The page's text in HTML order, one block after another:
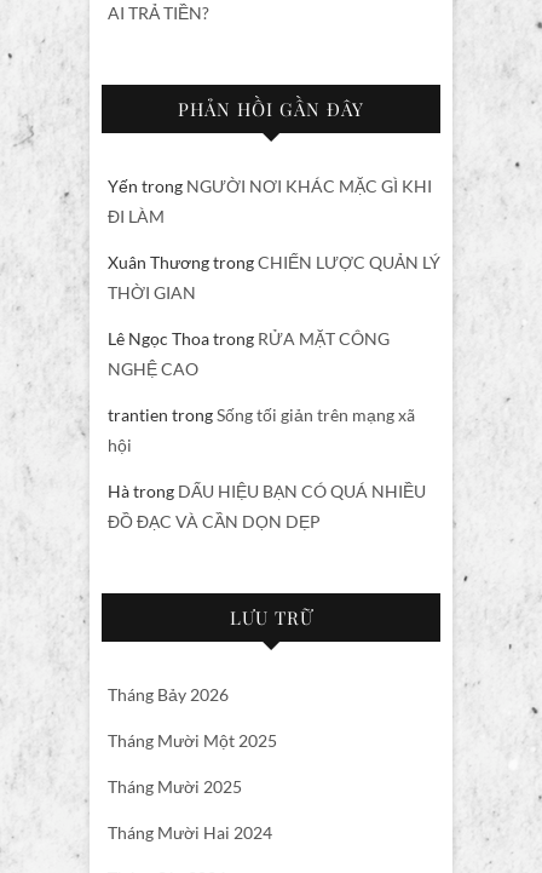
AI TRẢ TIỀN?
PHẢN HỒI GẦN ĐÂY
Yến trong NGƯỜI NƠI KHÁC MẶC GÌ KHI
ĐI LÀM
Xuân ThươngtrongCHIẾN LƯỢC QUẢN LÝ
THỜI GIAN
Lê Ngọc Thoatrong RỬA MẶT CÔNG
NGHỆ CAO
trantien trongSống tối giản trên mạng xã
hội
Hàtrong DẤU HIỆU BẠN CÓ QUÁ NHIỀU
ĐỒ ĐẠC VÀ CẦN DỌN DẸP
LƯU TRỮ
Tháng Bảy 2026
Tháng Mười Một 2025
Tháng Mười 2025
Tháng Mười Hai 2024